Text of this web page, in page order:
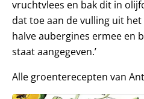
vruchtvlees en bak dit in
dat toe aan de vulling uit
halve aubergines ermee en
staat aangegeven.’
Alle groenterecepten van